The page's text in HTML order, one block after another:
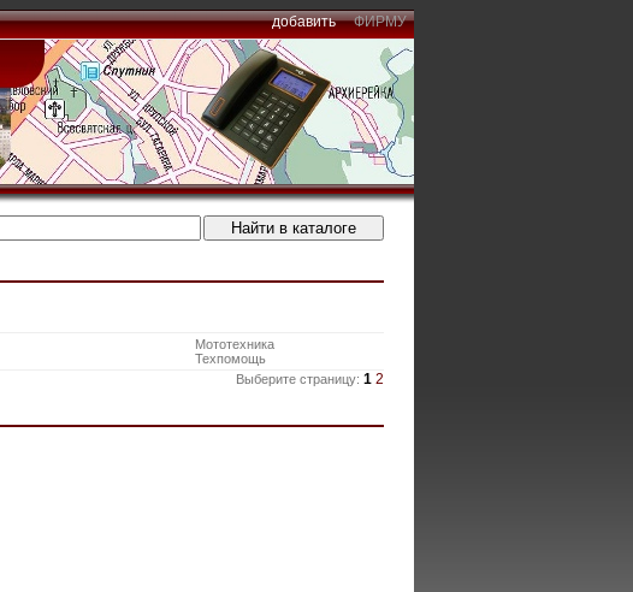
добавить ФИРМУ
Мототехника
Техпомощь
Выберите страницу: 1 2